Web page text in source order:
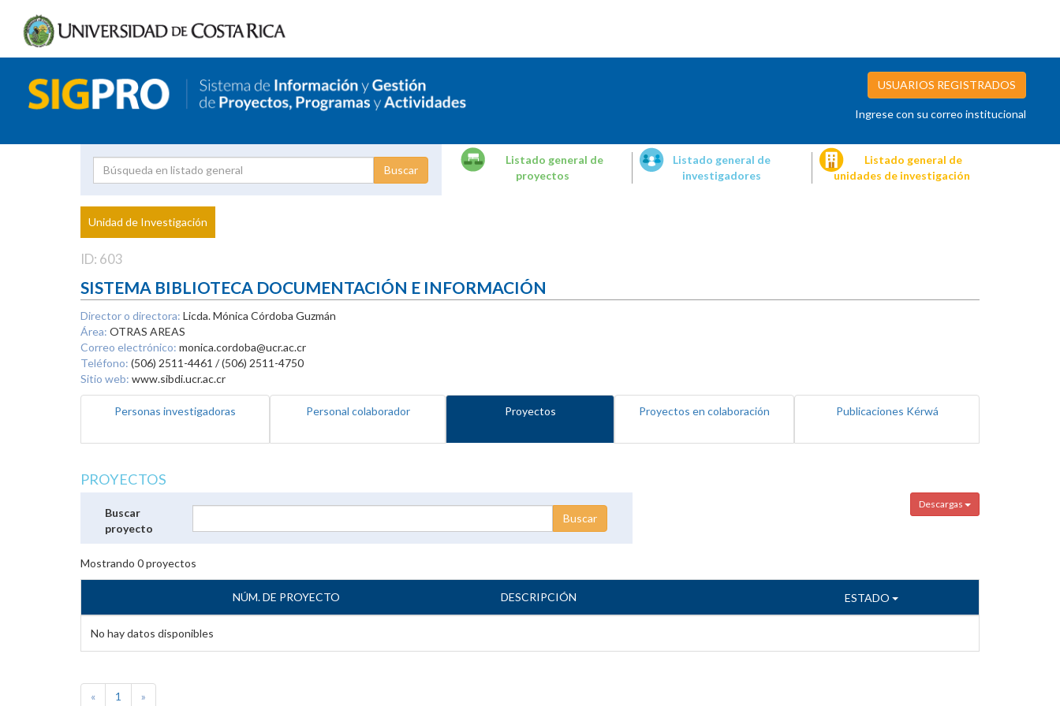
USUARIOS REGISTRADOS
Ingrese con su correo institucional
Proyecto
Investigador
Listado general de
proyectos
Listado general de
investigadores
Listado general de
unidades de investigación
Unidad de Investigación
ID: 603
SISTEMA BIBLIOTECA DOCUMENTACIÓN E INFORMACIÓN
Director o directora: Licda. Mónica Córdoba Guzmán
Área: OTRAS AREAS
Correo electrónico: monica.cordoba@ucr.ac.cr
Teléfono: (506) 2511-4461 / (506) 2511-4750
Sitio web: www.sibdi.ucr.ac.cr
Personas investigadoras Personal colaborador Proyectos Proyectos en colaboración Publicaciones Kérwá
PROYECTOS
Descargas
Buscar
proyecto
Mostrando 0proyectos
NÚM. DE PROYECTO DESCRIPCIÓN ESTADO
No hay datos disponibles
« 1 »